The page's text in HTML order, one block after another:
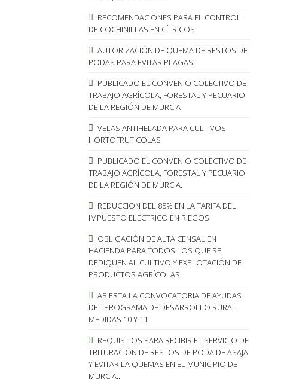
RECOMENDACIONES PARA EL CONTROL
DE COCHINILLAS EN CÍTRICOS
AUTORIZACIÓN DE QUEMA DE RESTOS DE
PODAS PARA EVITAR PLAGAS
PUBLICADO EL CONVENIO COLECTIVO DE
TRABAJO AGRÍCOLA, FORESTAL Y PECUARIO
DE LA REGIÓN DE MURCIA
VELAS ANTIHELADA PARA CULTIVOS
HORTOFRUTICOLAS
PUBLICADO EL CONVENIO COLECTIVO DE
TRABAJO AGRÍCOLA, FORESTAL Y PECUARIO
DE LA REGIÓN DE MURCIA.
REDUCCION DEL 85% EN LA TARIFA DEL
IMPUESTO ELECTRICO EN RIEGOS
OBLIGACIÓN DE ALTA CENSAL EN
HACIENDA PARA TODOS LOS QUE SE
DEDIQUEN AL CULTIVO Y EXPLOTACIÓN DE
PRODUCTOS AGRÍCOLAS
ABIERTA LA CONVOCATORIA DE AYUDAS
DEL PROGRAMA DE DESARROLLO RURAL.
MEDIDAS 10 Y 11
REQUISITOS PARA RECIBIR EL SERVICIO DE
TRITURACIÓN DE RESTOS DE PODA DE ASAJA
Y EVITAR LA QUEMAS EN EL MUNICIPIO DE
MURCIA..